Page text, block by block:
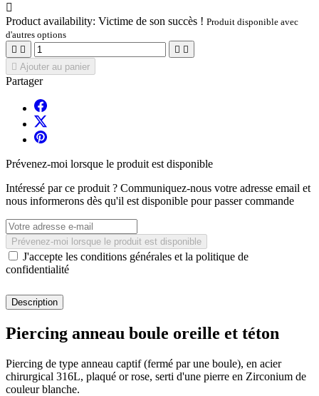

Product availability: Victime de son succès ! Produit disponible avec
d'autres options
   
 Ajouter au panier
Partager
Prévenez-moi lorsque le produit est disponible
Intéressé par ce produit ? Communiquez-nous votre adresse email et
nous informerons dès qu'il est disponible pour passer commande
Prévenez-moi lorsque le produit est disponible
J'accepte les conditions générales et la politique de
confidentialité
Description
Piercing anneau boule oreille et téton
Piercing de type anneau captif (fermé par une boule), en acier
chirurgical 316L, plaqué or rose, serti d'une pierre en Zirconium de
couleur blanche.